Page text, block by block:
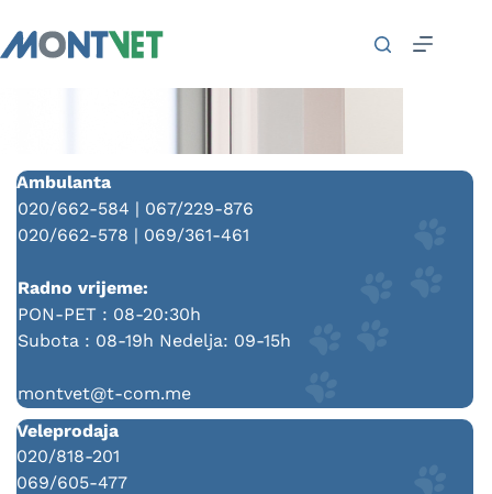
Ambulanta
020/662-584 | 067/229-876
020/662-578 | 069/361-461
Radno vrijeme:
PON-PET : 08-20:30h
Subota : 08-19h Nedelja: 09-15h
montvet@t-com.me
Veleprodaja
020/818-201
069/605-477